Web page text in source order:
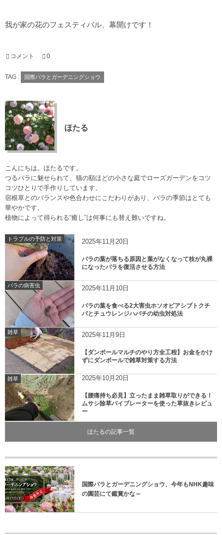
我が家の花のフェスティバル、幕開けです！
コメント 0
TAG : 国際バラとガーデニングショウ
ほたる
こんにちは。ほたるです。
つるバラに魅せられて、猫の額ほどの小さな庭でローズガーデンをコツ
コツひとりで手作りしています。
宿根草とのバランスや色合わせにこだわりがあり、バラの季節はとても
華やかです。
植物によって得られる“癒し”は何事にも替え難いですね。
トラブルの予防と対策 2025年11月20日
バラの葉が落ちる原因と葉がなくなって枝が丸裸
になったバラを復活させる方法
バラの病害虫 2025年11月10日
バラの葉を食べる2大害虫ホソオビアシブトクチ
バとチュウレンジハバチの幼虫対処法
雑草 2025年11月9日
【ダンボールマルチのやり方全工程】お金をかけ
ずにダンボールで雑草対策する方法
雑草 2025年10月20日
【腰痛持ち必見】立ったまま雑草取りができる！
ムサシ除草バイブレーターを使った草抜きレビュ
ー
ほたるの記事一覧
国際バラとガーデニングショウ、今年もNHK趣味
の園芸にて鑑賞かな～